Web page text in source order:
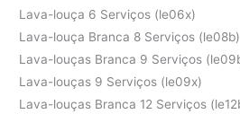
Lava-louça 6 Serviços (le06x)
Lava-louça Branca 8 Serviços (le08b)
Lava-louças Branca 9 Serviços
Lava-louças 9 Serviços (le09x)
Lava-louças Branca 12 Serviços